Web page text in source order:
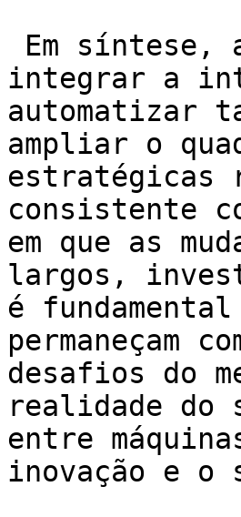
integrar a
automatizar
ampliar o
estratégicas
consistente
em que as
largos,
é fundamental
permaneçam
desafios do
realidade do
entre
inovação e o